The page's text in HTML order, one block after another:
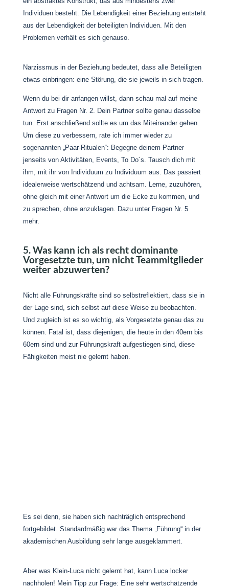
Individuen besteht. Die Lebendigkeit einer Beziehung entsteht
aus der Lebendigkeit der beteiligten Individuen. Mit den
Problemen verhält es sich genauso.
Narzissmus in der Beziehung bedeutet, dass alle Beteiligten
etwas einbringen: eine Störung, die sie jeweils in sich tragen.
Wenn du bei dir anfangen willst, dann schau mal auf meine
Antwort zu Fragen Nr. 2. Dein Partner sollte genau dasselbe
tun. Erst anschließend sollte es um das Miteinander gehen.
Um diese zu verbessern, rate ich immer wieder zu
sogenannten „Paar-Ritualen“: Begegne deinem Partner
jenseits von Aktivitäten, Events, To Do´s. Tausch dich mit
ihm, mit ihr von Individuum zu Individuum aus. Das passiert
idealerweise wertschätzend und achtsam. Lerne, zuzuhören,
ohne gleich mit einer Antwort um die Ecke zu kommen, und
zu sprechen, ohne anzuklagen. Dazu unter Fragen Nr. 5
mehr.
5. Was kann ich als recht dominante
Vorgesetzte tun, um nicht Teammitglieder
weiter abzuwerten?
Nicht alle Führungskräfte sind so selbstreflektiert, dass sie in
der Lage sind, sich selbst auf diese Weise zu beobachten.
Und zugleich ist es so wichtig, als Vorgesetzte genau das zu
können. Fatal ist, dass diejenigen, die heute in den 40ern bis
60ern sind und zur Führungskraft aufgestiegen sind, diese
Fähigkeiten meist nie gelernt haben.
Es sei denn, sie haben sich nachträglich entsprechend
fortgebildet. Standardmäßig war das Thema „Führung“ in der
akademischen Ausbildung sehr lange ausgeklammert.
Aber was Klein-Luca nicht gelernt hat, kann Luca locker
nachholen! Mein Tipp zur Frage: Eine sehr wertschätzende